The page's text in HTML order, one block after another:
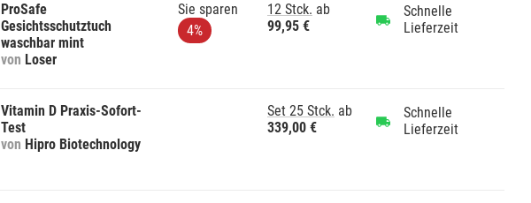
ProSafe
Gesichtsschutztuch
waschbar mint
von Loser
Sie sparen
4%
12 Stck. ab
99,95 €
Schnelle
Lieferzeit
Vitamin D Praxis-Sofort-
Test
von Hipro Biotechnology
Set 25 Stck. ab
339,00 €
Schnelle
Lieferzeit